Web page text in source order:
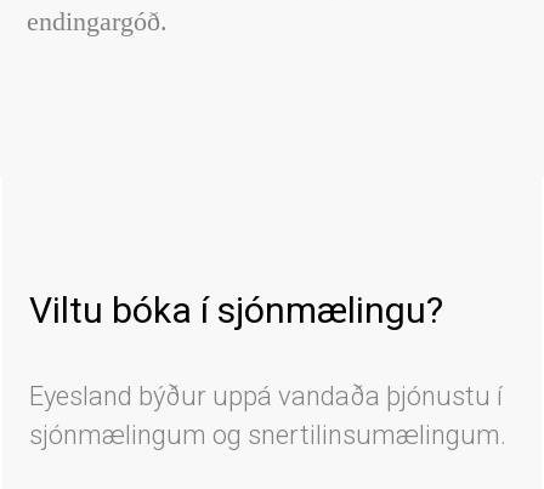
endingargóð.
Viltu bóka í sjónmælingu?
Eyesland býður uppá vandaða þjónustu í
sjónmælingum og snertilinsumælingum.